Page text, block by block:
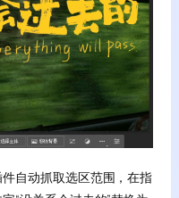
自动抓取选区范围，在指